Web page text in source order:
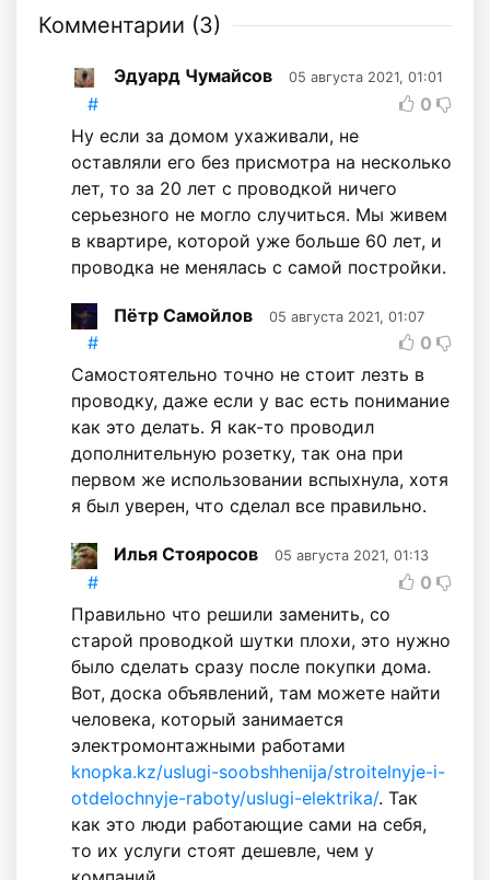
Комментарии (3)
Эдуард Чумайсов 05 августа 2021, 01:01
#
0
Ну если за домом ухаживали, не
оставляли его без присмотра на несколько
лет, то за 20 лет с проводкой ничего
серьезного не могло случиться. Мы живем
в квартире, которой уже больше 60 лет, и
проводка не менялась с самой постройки.
Пётр Самойлов 05 августа 2021, 01:07
#
0
Самостоятельно точно не стоит лезть в
проводку, даже если у вас есть понимание
как это делать. Я как-то проводил
дополнительную розетку, так она при
первом же использовании вспыхнула, хотя
я был уверен, что сделал все правильно.
Илья Стояросов 05 августа 2021, 01:13
#
0
Правильно что решили заменить, со
старой проводкой шутки плохи, это нужно
было сделать сразу после покупки дома.
Вот, доска объявлений, там можете найти
человека, который занимается
электромонтажными работами
knopka.kz/uslugi-soobshhenija/stroitelnyje-i-
otdelochnyje-raboty/uslugi-elektrika/. Так
как это люди работающие сами на себя,
то их услуги стоят дешевле, чем у